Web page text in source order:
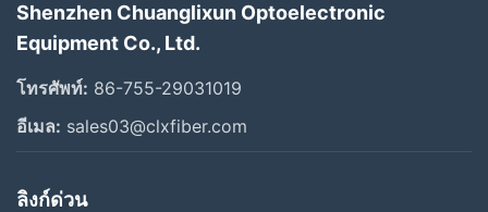
Shenzhen Chuanglixun Optoelectronic
Equipment Co., Ltd.
โทรศัพท์: 86-755-29031019
อีเมล: sales03@clxfiber.com
ลิงก์ด่วน